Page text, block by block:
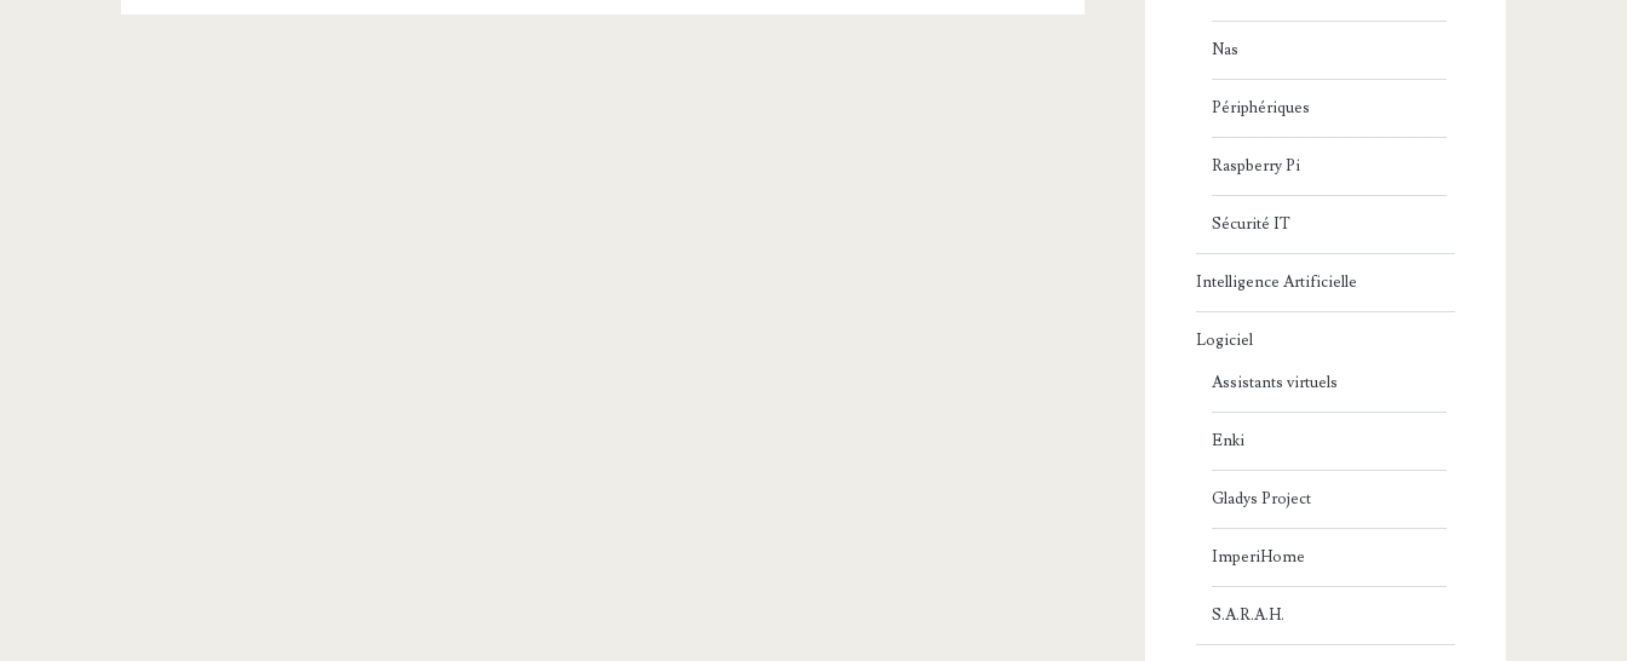
Nas
Périphériques
Raspberry Pi
Sécurité IT
Intelligence Artificielle
Logiciel
Assistants virtuels
Enki
Gladys Project
ImperiHome
S.A.R.A.H.